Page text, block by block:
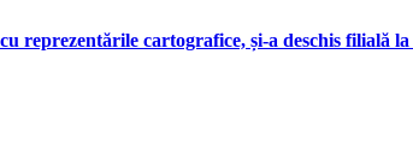
reprezentările cartografice, și-a deschis filială